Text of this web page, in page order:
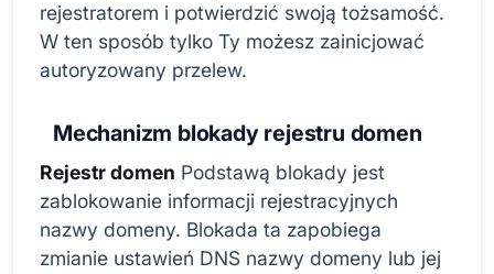
rejestratorem i potwierdzić swoją tożsamość.
W ten sposób tylko Ty możesz zainicjować
autoryzowany przelew.
Mechanizm blokady rejestru domen
Rejestr domen Podstawą blokady jest
zablokowanie informacji rejestracyjnych
nazwy domeny. Blokada ta zapobiega
zmianie ustawień DNS nazwy domeny lub jej